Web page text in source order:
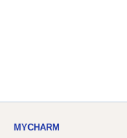
MYCHARM